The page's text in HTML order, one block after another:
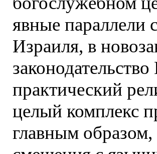
явные параллели
Израиля, в
практический
целый комплекс
главным